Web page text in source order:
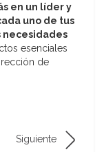
en un líder y
uno de tus
necesidades
esenciales
de
Siguiente